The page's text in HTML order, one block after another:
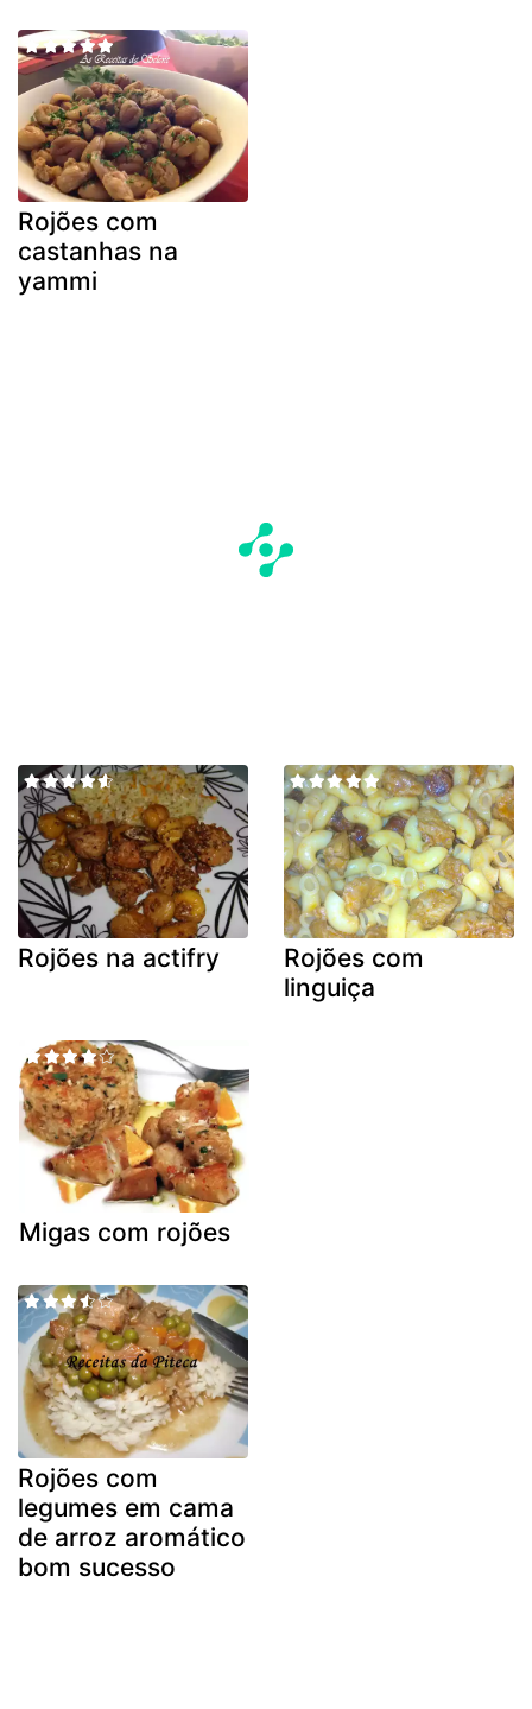
Rojões com
castanhas na
yammi
Rojões na actifry
Rojões com
linguiça
Migas com rojões
Rojões com
legumes em cama
de arroz aromático
bom sucesso